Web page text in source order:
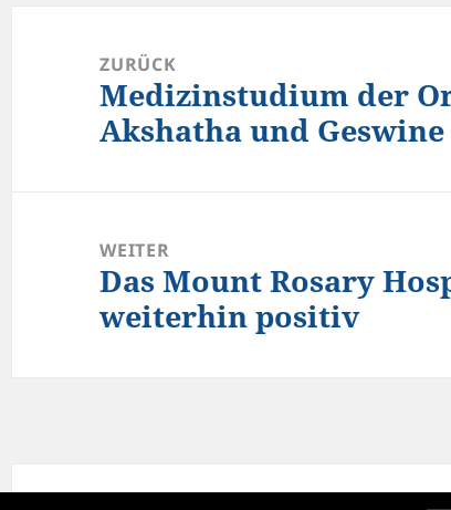
ZURÜCK
Vorheriger
Beitrag:
Medizinstudium der
Akshatha und Geswine
WEITER
Nächster
Beitrag:
Das Mount Rosary
weiterhin positiv